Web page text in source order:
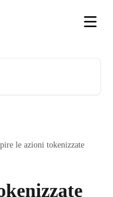
le azioni tokenizzate